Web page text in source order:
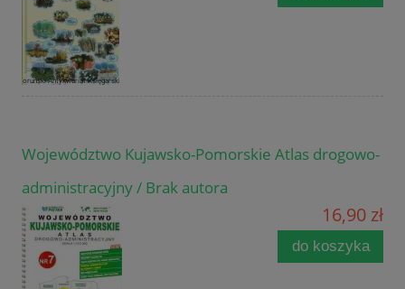
Województwo Kujawsko-Pomorskie Atlas drogowo-
administracyjny / Brak autora
16,90 zł
do koszyka